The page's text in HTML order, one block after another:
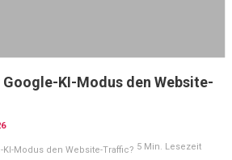
KI-Modus den Website-
5 Min. Lesezeit